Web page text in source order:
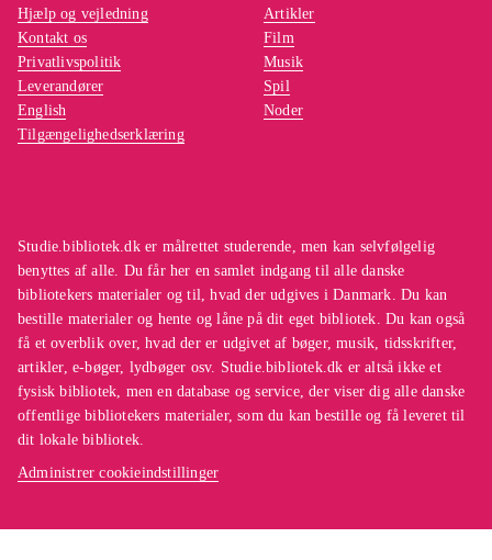
Studie.bibliotek.dk er målrettet studerende, men kan selvfølgelig
benyttes af alle. Du får her en samlet indgang til alle danske
bibliotekers materialer og til, hvad der udgives i Danmark. Du kan
bestille materialer og hente og låne på dit eget bibliotek. Du kan også
få et overblik over, hvad der er udgivet af bøger, musik, tidsskrifter,
artikler, e-bøger, lydbøger osv. Studie.bibliotek.dk er altså ikke et
fysisk bibliotek, men en database og service, der viser dig alle danske
offentlige bibliotekers materialer, som du kan bestille og få leveret til
dit lokale bibliotek.
Administrer cookieindstillinger
Hjælp og vejledning
Kontakt os
Privatlivspolitik
Leverandører
English
Tilgængelighedserklæring
Artikler
Film
Musik
Spil
Noder